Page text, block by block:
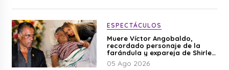
ESPECTÁCULOS
Muere Víctor Angobaldo,
recordado personaje de la
farándula y expareja de Shirley
Cherres
05 Ago 2026